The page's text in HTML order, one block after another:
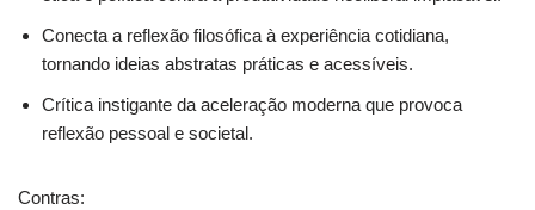
Conecta a reflexão filosófica à experiência cotidiana,
tornando ideias abstratas práticas e acessíveis.
Crítica instigante da aceleração moderna que provoca
reflexão pessoal e societal.
Contras: